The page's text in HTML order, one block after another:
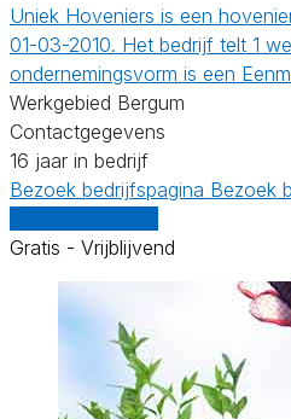
Uniek Hoveniers is een
01-03-2010. Het bedrijf telt 1
ondernemingsvorm is een
Werkgebied Bergum
Contactgegevens
16 jaar in bedrijf
Bezoek bedrijfspagina Bezoek
Gratis - Vrijblijvend